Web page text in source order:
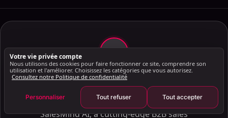
processus métier
L'avenir de AI dans l'automatisation des processus
métiers
Comment AI révolutionne des domaines spécifiques
Industries
Études de cas : témoignages de réussite de AI dans
les processus métier Automatisation
Clé Les points à retenir
Julien Gadea
Julien Gadea is the CEO and Co-Founder of
SalesMind AI, a cutting-edge B2B sales
Votre vie privée compte
Nous utilisons des cookies pour faire fonctionner ce site, comprendre son
utilisation et l'améliorer. Choisissez les catégories que vous autorisez.
Consultez notre Politique de confidentialité
Personnaliser Tout refuser Tout accepter